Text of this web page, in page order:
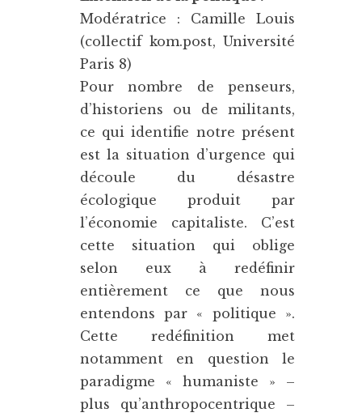
Modératrice : Camille Louis
(collectif kom.post, Université
Paris 8)
Pour nombre de penseurs,
d’historiens ou de militants,
ce qui identifie notre présent
est la situation d’urgence qui
découle du désastre
écologique produit par
l’économie capitaliste. C’est
cette situation qui oblige
selon eux à redéfinir
entièrement ce que nous
entendons par « politique ».
Cette redéfinition met
notamment en question le
paradigme « humaniste » –
plus qu’anthropocentrique –